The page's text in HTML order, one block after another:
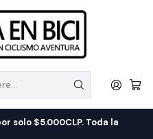
solo $5.000CLP. Toda la